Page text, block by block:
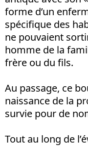
forme d’un
spécifique des
ne pouvaient
homme de la
frère ou du fils.
Au passage, ce
naissance de la
survie pour de
Tout au long de